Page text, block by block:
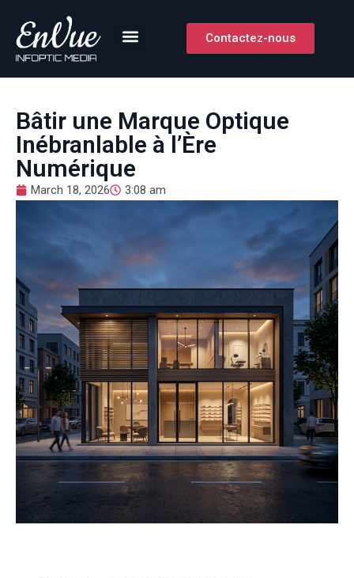
Contactez-nous
Bâtir une Marque Optique
Inébranlable à l’Ère
Numérique
March 18, 2026 3:08 am